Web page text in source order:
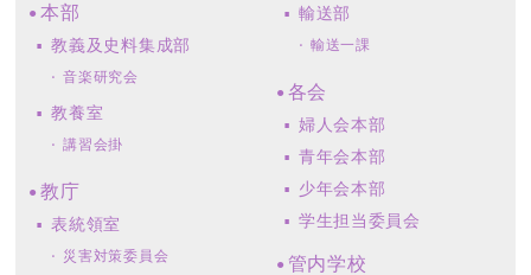
本部
教義及史料集成部
音楽研究会
教養室
講習会掛
教庁
表統領室
災害対策委員会
輸送部
輸送一課
各会
婦人会本部
青年会本部
少年会本部
学生担当委員会
管内学校